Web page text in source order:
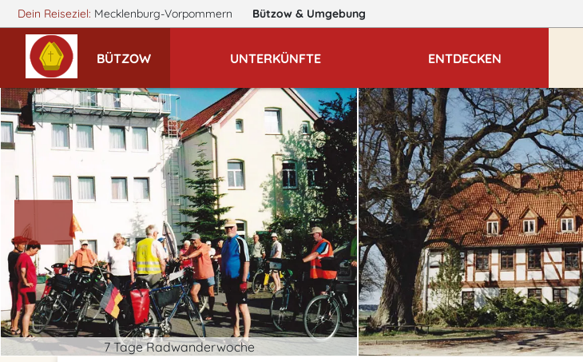
Dein Reiseziel: Mecklenburg-Vorpommern Bützow & Umgebung
BÜTZOW UNTERKÜNFTE ENTDECKEN
7 Tage Radwanderwoche